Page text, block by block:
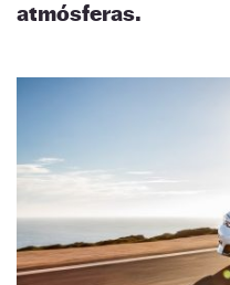
atmósferas.